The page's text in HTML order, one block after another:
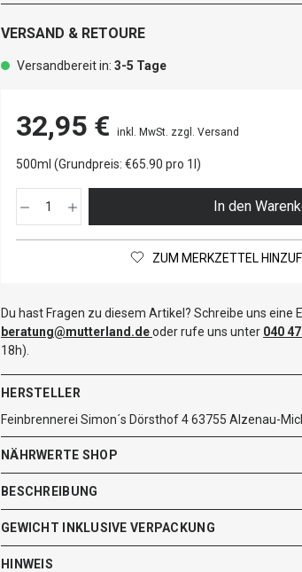
VERSAND & RETOURE
Versandbereit in: 3-5 Tage
32,95 € inkl. MwSt. zzgl. Versand
500ml (Grundpreis: €65.90 pro 1l)
In den
ZUM MERKZETTEL
Du hast Fragen zu diesem Artikel? Schreibe uns eine
beratung@mutterland.deoder rufe uns unter 040
18h).
HERSTELLER
Feinbrennerei Simon´s Dörsthof 4 63755 Alzenau-
NÄHRWERTE SHOP
BESCHREIBUNG
GEWICHT INKLUSIVE VERPACKUNG
HINWEIS